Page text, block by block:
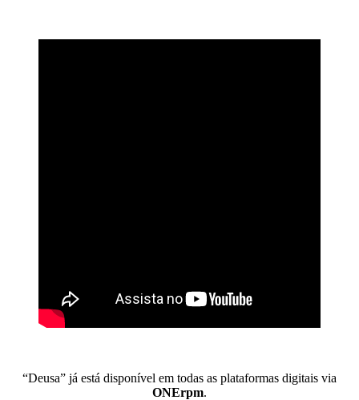
“Deusa” já está disponível em todas as plataformas digitais via
ONErpm.